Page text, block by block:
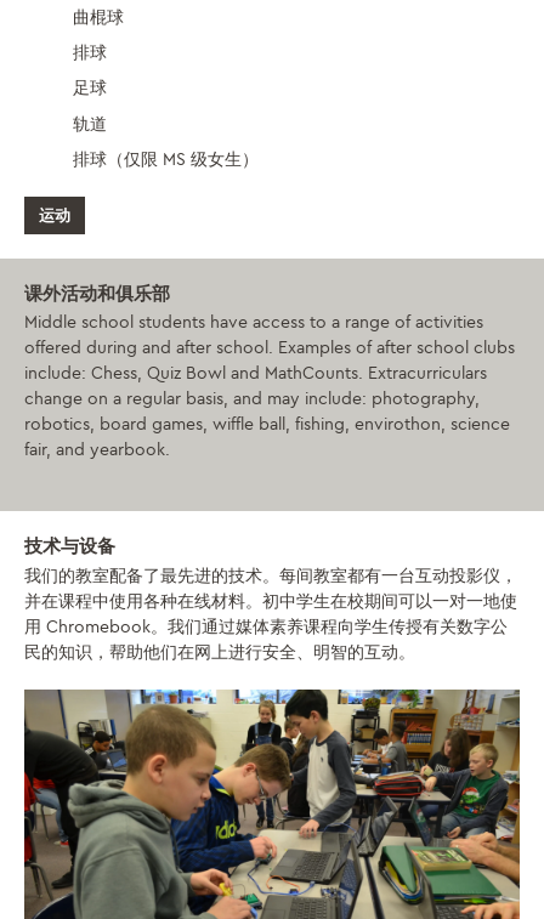
曲棍球
排球
足球
轨道
排球（仅限 MS 级女生）
运动
课外活动和俱乐部
Middle school students have access to a range of activities
offered during and after school. Examples of after school clubs
include: Chess, Quiz Bowl and MathCounts. Extracurriculars
change on a regular basis, and may include: photography,
robotics, board games, wiffle ball, fishing, envirothon, science
fair, and yearbook.
技术与设备
我们的教室配备了最先进的技术。每间教室都有一台互动投影仪，
并在课程中使用各种在线材料。初中学生在校期间可以一对一地使
用 Chromebook。我们通过媒体素养课程向学生传授有关数字公
民的知识，帮助他们在网上进行安全、明智的互动。